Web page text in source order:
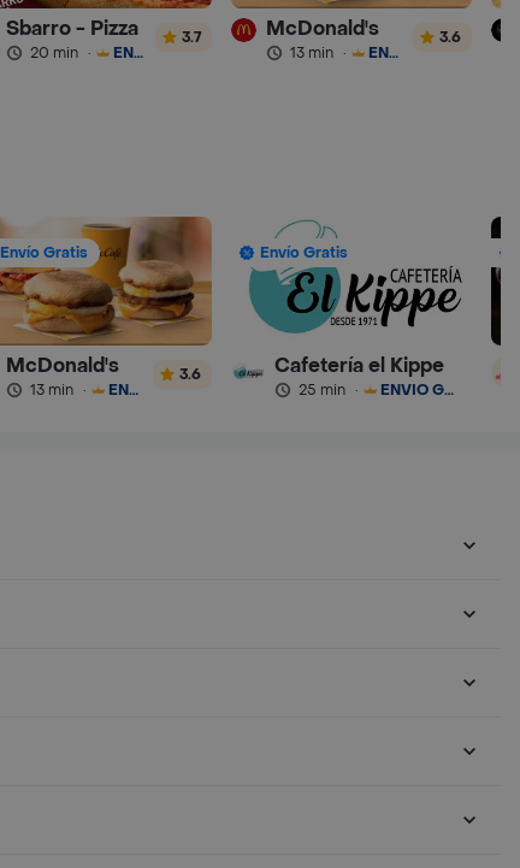
Sbarro - Pizza
20 min · ENVÍO GRATIS
3.7 McDonald's
13 min · ENVÍO GRATIS
3.6
Envío Gratis
McDonald's
13 min · ENVÍO GRATIS
3.6
Envío Gratis
Cafetería el Kippe
25 min · ENVÍO GRATIS